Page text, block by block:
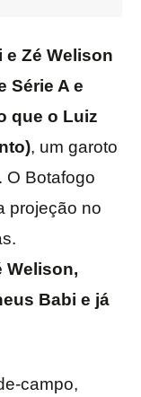
e Zé Welison
Série A e
que o Luiz
, um garoto
O Botafogo
projeção no
Welison,
Babi e já
campo,